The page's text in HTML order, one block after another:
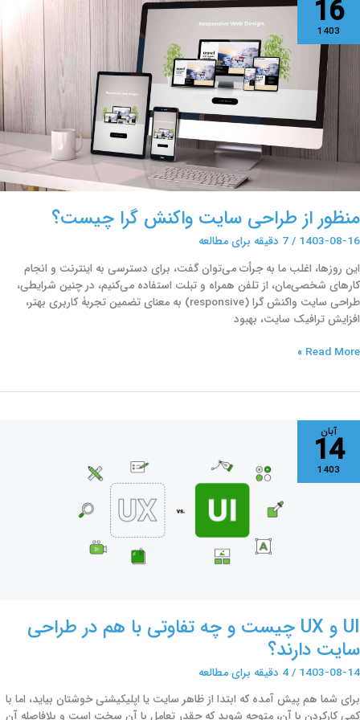
16
1403
منظور از طراحی سایت واکنش گرا چیست؟
1403-08-16
/7 دقیقه برای مطالعه
این روزها، اغلب ما به جرأت می‌توان گفت، برای دسترسی به اینترنت و انجام
کارهای شخصی‌مان، از تلفن همراه و تبلت استفاده می‌کنیم، در چنین شرایطی،
طراحی سایت واکنش گرا (responsive) به معنای تضمین تجربۀ کاربری بهتر،
افزایش ترافیک سایت، بهبود
طراحی
چیست؟
Read More »
آبان
14
1403
UI و UX چیست و چه تفاوتی با هم در طراحی
سایت دارند؟
1403-08-14
/4 دقیقه برای مطالعه
برای شما هم پیش آمده که ابتدا از ظاهر سایت یا اپلیکیشنی خوشتان بیاید، اما با
چیست
دارند؟